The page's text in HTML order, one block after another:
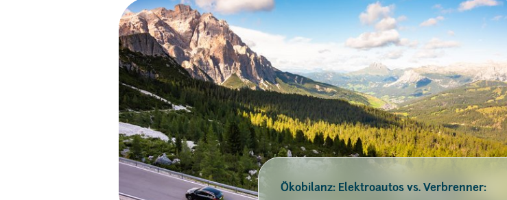
Ökobilanz: Elektroautos vs. Verbrenner: